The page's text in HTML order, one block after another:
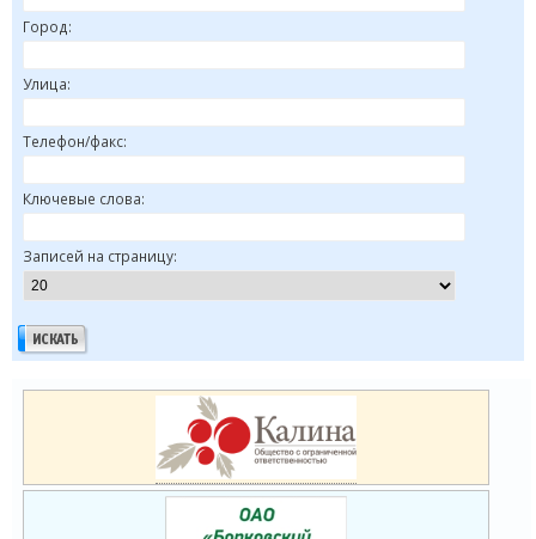
Город:
Улица:
Телефон/факс:
Ключевые слова:
Записей на страницу: